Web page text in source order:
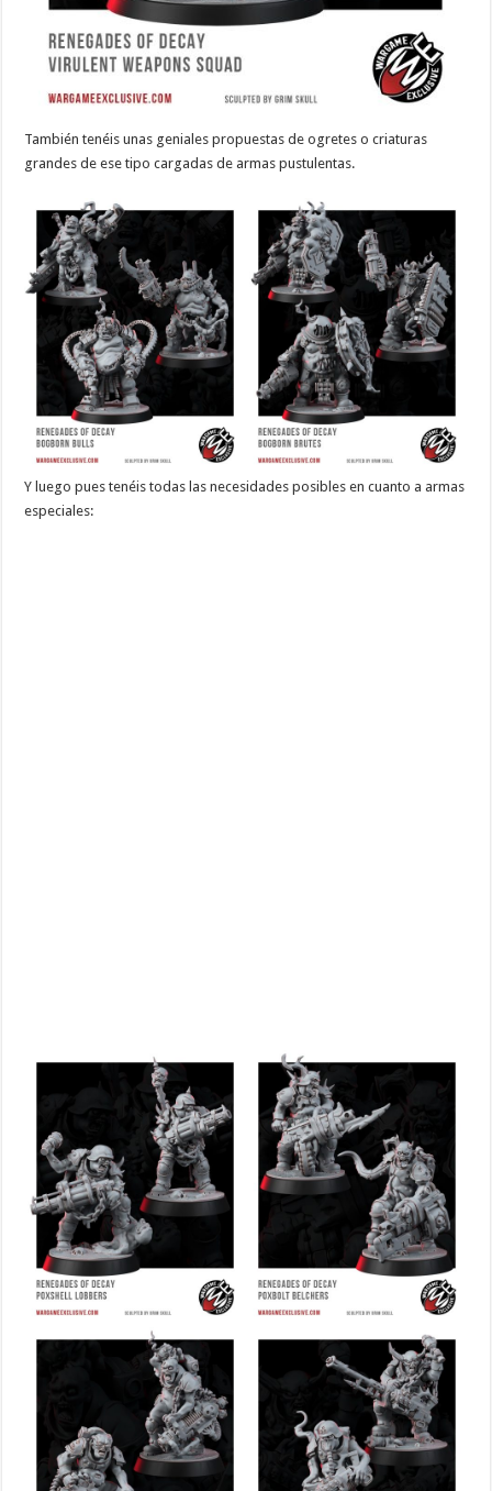
También tenéis unas geniales propuestas de ogretes o criaturas
grandes de ese tipo cargadas de armas pustulentas.
Y luego pues tenéis todas las necesidades posibles en cuanto a armas
especiales: